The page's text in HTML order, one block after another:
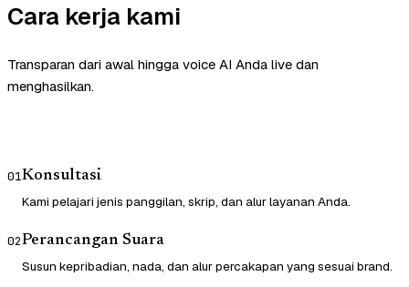
Cara kerja kami
Transparan dari awal hingga voice AI Anda live dan
menghasilkan.
01Konsultasi
Kami pelajari jenis panggilan, skrip, dan alur layanan Anda.
02Perancangan Suara
Susun kepribadian, nada, dan alur percakapan yang sesuai brand.